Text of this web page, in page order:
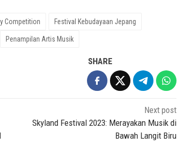
Competition Festival Kebudayaan Jepang
Penampilan Artis Musik
SHARE
Next post
Skyland Festival 2023: Merayakan Musik di
Bawah Langit Biru